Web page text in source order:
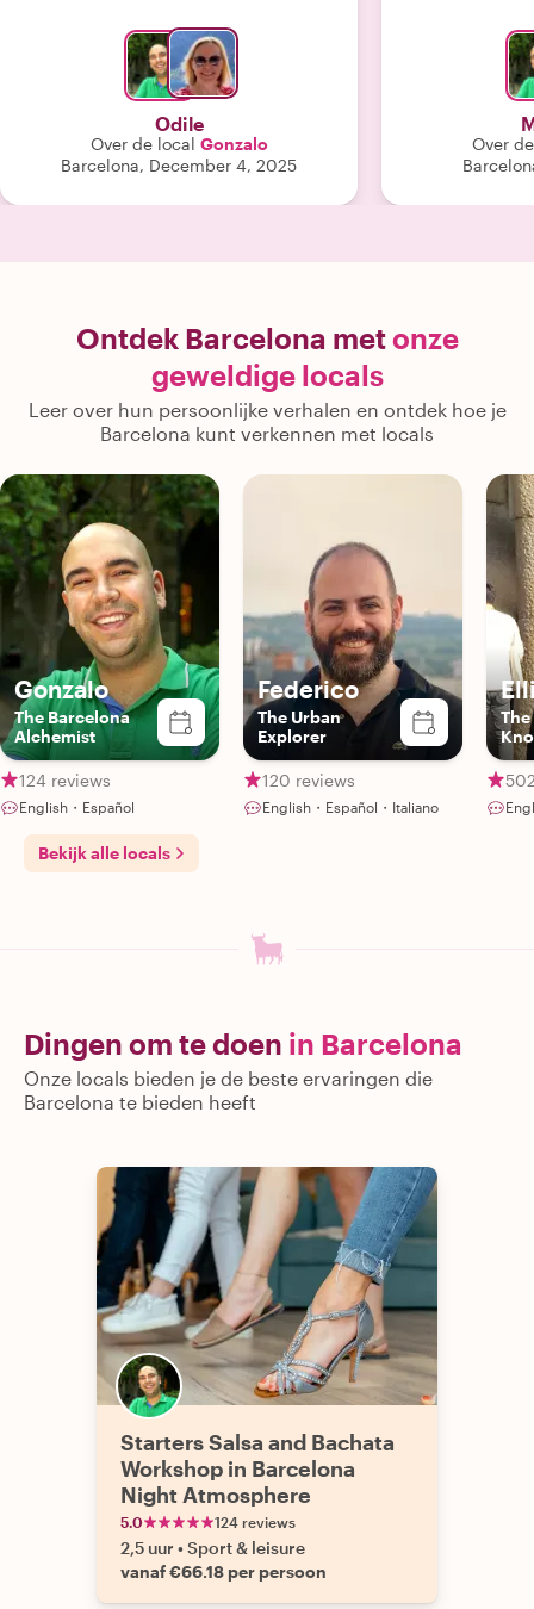
Odile
Over de local Gonzalo
Barcelona, December 4, 2025
Rebecca was
advised us
we can use
a great first
Over
Ontdek Barcelona metonze
geweldige locals
Leer over hun persoonlijke verhalen en ontdek hoe je
Barcelona kunt verkennen met locals
Gonzalo
The Barcelona
Alchemist
124 reviews
English・Español
Federico
The Urban
Explorer
120 reviews
English・Español・Italiano
The
Bekijk alle locals
Dingen om te doen in Barcelona
Onze locals bieden je de beste ervaringen die
Barcelona te bieden heeft
Starters Salsa and Bachata
Workshop in Barcelona
Night Atmosphere
5.0 124 reviews
2,5 uur •Sport & leisure
vanaf €66.18 per persoon